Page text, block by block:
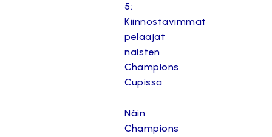
5:
Kiinnostavimmat
pelaajat
naisten
Champions
Cupissa
Näin
Champions